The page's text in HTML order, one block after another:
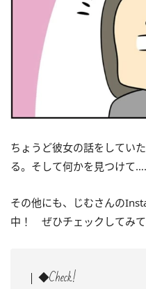
ちょうど彼女の話をしてい
る。そして何かを見つけて
その他にも、じむさんの
中！ ぜひチェックしてみて
◆Check!